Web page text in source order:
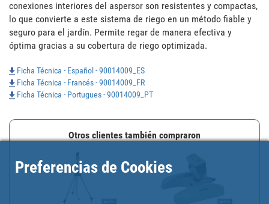
conexiones interiores del aspersor son resistentes y compactas,
lo que convierte a este sistema de riego en un método fiable y
seguro para el jardín. Permite regar de manera efectiva y
óptima gracias a su cobertura de riego optimizada.
Ficha Técnica - Español - 90014009_ES
Ficha Técnica - Francés - 90014009_FR
Ficha Técnica - Portugues - 90014009_PT
Otros clientes también compraron
Preferencias de Cookies